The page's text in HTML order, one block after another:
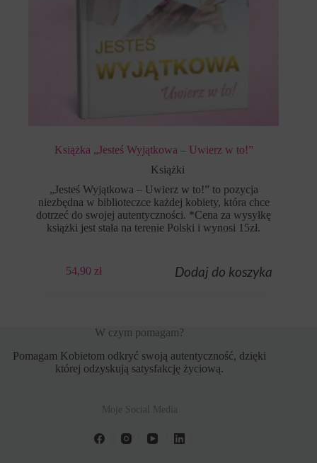
Książka „Jesteś Wyjątkowa – Uwierz w to!”
Książki
„Jesteś Wyjątkowa – Uwierz w to!” to pozycja
niezbędna w biblioteczce każdej kobiety, która chce
dotrzeć do swojej autentyczności. *Cena za wysyłkę
książki jest stała na terenie Polski i wynosi 15zł.
54,90 zł Dodaj do koszyka
W czym pomagam?
Pomagam Kobietom odkryć swoją autentyczność, dzięki
której odzyskują satysfakcję życiową.
Moje Social Media